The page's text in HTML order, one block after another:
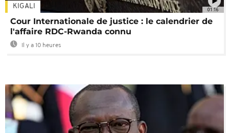
01:16
KIGALI
Cour Internationale de justice : le calendrier de
l'affaire RDC-Rwanda connu
Il y a 10 heures